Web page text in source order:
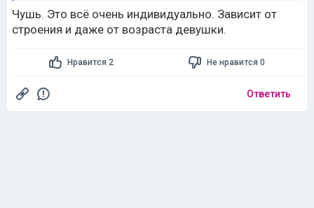
Чушь. Это всё очень индивидуально. Зависит от
строения и даже от возраста девушки.
Нравится 2 Не нравится 0
Ответить